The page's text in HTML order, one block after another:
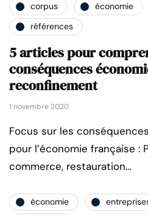
corpus économie
références
5 articles pour
conséquences
reconfinement
1 novembre 2020
Focus sur les
pour l’économie française :
commerce, restauration…
économie